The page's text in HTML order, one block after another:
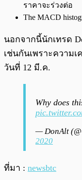
ราคาจะร่วงต่อ
The MACD
นอกจากนี้นักเทรด
เช่นกันเพราะความ
วันที่ 12 มี.ค.
Why does
— DonAlt
2020
ที่มา : newsbtc